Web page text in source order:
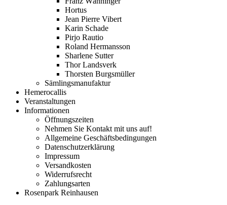
Hortus
Jean Pierre Vibert
Karin Schade
Pirjo Rautio
Roland Hermansson
Sharlene Sutter
Thor Landsverk
Thorsten Burgsmüller
Sämlingsmanufaktur
Hemerocallis
Veranstaltungen
Informationen
Öffnungszeiten
Nehmen Sie Kontakt mit uns auf!
Allgemeine Geschäftsbedingungen
Datenschutzerklärung
Impressum
Versandkosten
Widerrufsrecht
Zahlungsarten
Rosenpark Reinhausen